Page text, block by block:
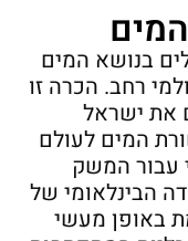
בנושא המים
רחב. הכרה זו
את ישראל
המים לעולם
עבור המשק
הבינלאומי של
באופן מעשי